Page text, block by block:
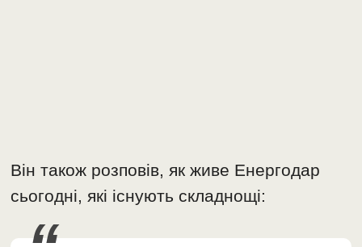
Він також розповів, як живе Енергодар
сьогодні, які існують складнощі: